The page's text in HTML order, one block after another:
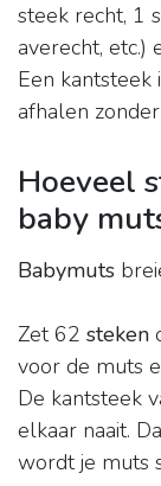
steek recht, 1
averecht, etc.)
Een kantsteek
afhalen
Hoeveel
baby
Babymuts
Zet 62 steken
voor de muts
De kantsteek
elkaar naait.
wordt je muts